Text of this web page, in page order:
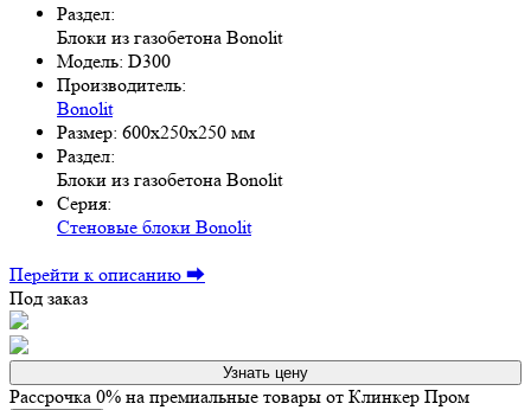
Раздел:
Блоки из газобетона Bonolit
Модель: D300
Производитель:
Bonolit
Размер: 600x250x250 мм
Раздел:
Блоки из газобетона Bonolit
Серия:
Стеновые блоки Bonolit
Перейти к описанию ⮕
Под заказ
Узнать цену
Рассрочка 0% на премиальные товары от Клинкер Пром